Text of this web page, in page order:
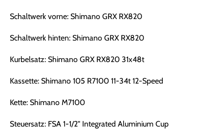
Schaltwerk vorne: Shimano GRX RX820
Schaltwerk hinten: Shimano GRX RX820
Kurbelsatz: Shimano GRX RX820 31x48t
Kassette: Shimano 105 R7100 11-34t 12-Speed
Kette: Shimano M7100
Steuersatz: FSA 1-1/2" Integrated Aluminium Cup